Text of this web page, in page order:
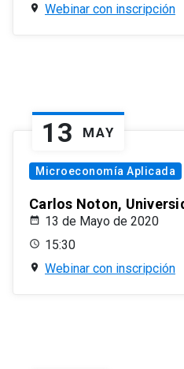
Webinar con inscripción
13 MAY
Microeconomía Aplicada
Carlos Noton,
13 de Mayo de 2020
15:30
Webinar con inscripción